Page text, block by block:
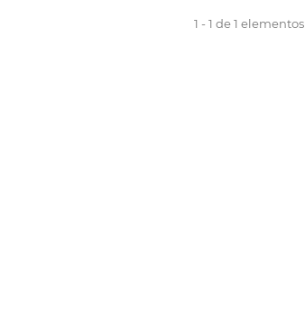
1 - 1 de 1 elementos